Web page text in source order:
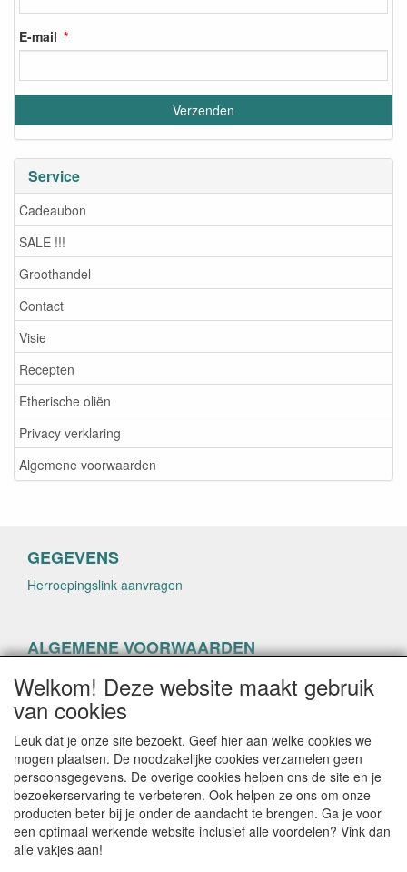
E-mail
Service
Cadeaubon
SALE !!!
Groothandel
Contact
Visie
Recepten
Etherische oliën
Privacy verklaring
Algemene voorwaarden
GEGEVENS
Herroepingslink aanvragen
ALGEMENE VOORWAARDEN
Herroepingslink aanvragen
CONTACTGEGEVENS
helenacosmetica.nl
Welkom! Deze website maakt gebruik
van cookies
Leuk dat je onze site bezoekt. Geef hier aan welke cookies we
mogen plaatsen. De noodzakelijke cookies verzamelen geen
persoonsgegevens. De overige cookies helpen ons de site en je
bezoekerservaring te verbeteren. Ook helpen ze ons om onze
producten beter bij je onder de aandacht te brengen. Ga je voor
een optimaal werkende website inclusief alle voordelen? Vink dan
alle vakjes aan!